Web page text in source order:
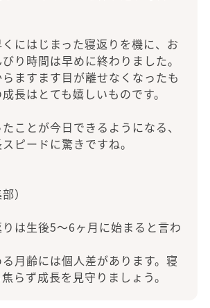
にはじまった寝返りを機に、お
り時間は早めに終わりました。
ますます目が離せなくなったも
長はとても嬉しいものです。
ことが今日できるようになる、
ピードに驚きですね。
）
は生後5〜6ヶ月に始まると言わ
月齢には個人差があります。寝
らず成長を見守りましょう。